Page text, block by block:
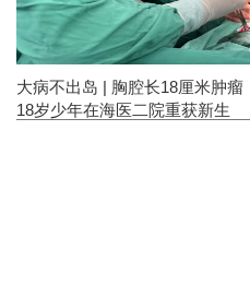
大病不出岛 | 胸腔长18厘米肿
18岁少年在海医二院重获新生